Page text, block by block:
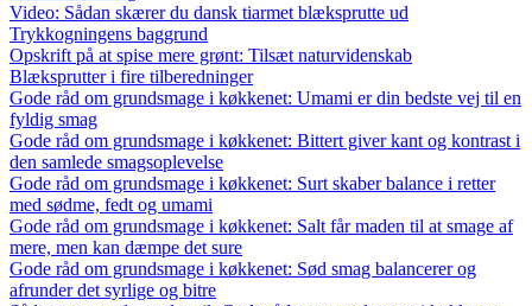
Video: Sådan skærer du dansk tiarmet blæksprutte ud
Trykkogningens baggrund
Opskrift på at spise mere grønt: Tilsæt naturvidenskab
Blæksprutter i fire tilberedninger
Gode råd om grundsmage i køkkenet: Umami er din bedste vej til en
fyldig smag
Gode råd om grundsmage i køkkenet: Bittert giver kant og kontrast i
den samlede smagsoplevelse
Gode råd om grundsmage i køkkenet: Surt skaber balance i retter
med sødme, fedt og umami
Gode råd om grundsmage i køkkenet: Salt får maden til at smage af
mere, men kan dæmpe det sure
Gode råd om grundsmage i køkkenet: Sød smag balancerer og
afrunder det syrlige og bitre